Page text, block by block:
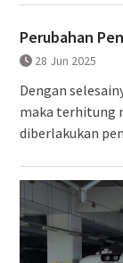
Perubahan
28 Jun 2025
Dengan
maka terhitung
diberlakukan